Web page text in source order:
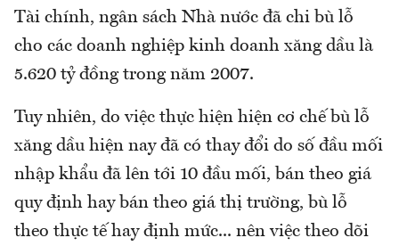
Tài chính, ngân sách Nhà nước đã chi bù lỗ
cho các doanh nghiệp kinh doanh xăng dầu là
5.620 tỷ đồng trong năm 2007.
Tuy nhiên, do việc thực hiện hiện cơ chế bù lỗ
xăng dầu hiện nay đã có thay đổi do số đầu mối
nhập khẩu đã lên tới 10 đầu mối, bán theo giá
quy định hay bán theo giá thị trường, bù lỗ
theo thực tế hay định mức... nên việc theo dõi